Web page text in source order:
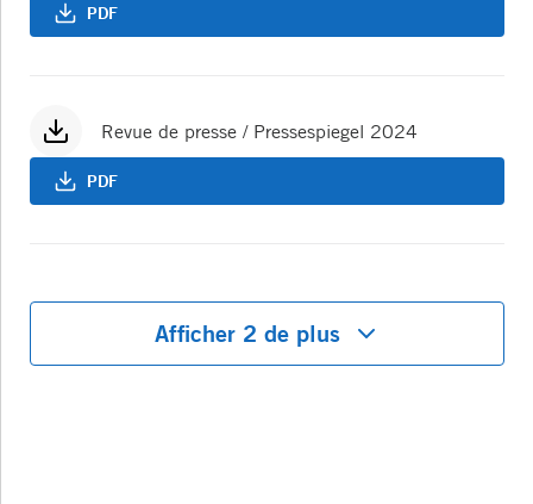
PDF
Revue de presse / Pressespiegel 2024
PDF
Afficher 2 de plus